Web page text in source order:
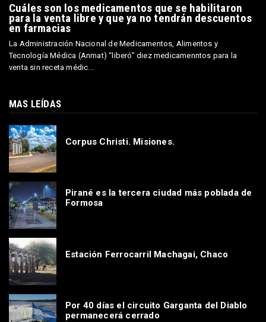
Cuáles son los medicamentos que se habilitaron
para la venta libre y que ya no tendrán descuentos
en farmacias
La Administración Nacional de Medicamentos, Alimentos y
Tecnología Médica (Anmat) “liberó” diez medicamenntos para la
venta sin receta médic...
MAS LEÍDAS
Corpus Christi. Misiones.
Pirané es la tercera ciudad más poblada de
Formosa
Estación Ferrocarril Machagai, Chaco
Por 40 días el circuito Garganta del Diablo
permanecerá cerrado